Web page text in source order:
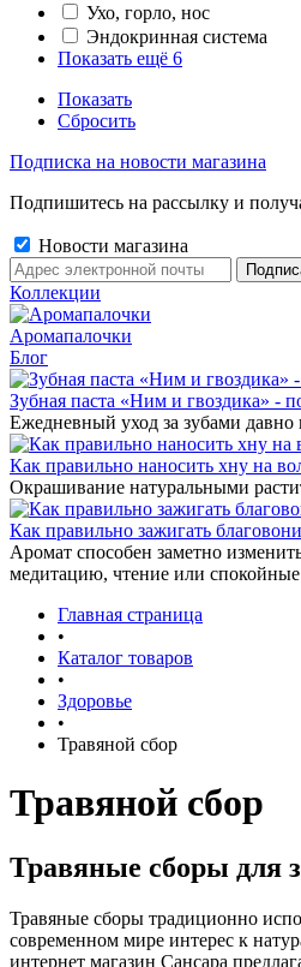
Ухо, горло, нос
Эндокринная система
Показать ещё 6
Показать
Сбросить
Подписка на новости магазина
Подпишитесь на рассылку и
Новости магазина
Коллекции
Аромапалочки
Блог
Зубная паста «Ним и гвоздика» -
Ежедневный уход за зубами давно
Как правильно наносить хну на
Окрашивание натуральными
Как правильно зажигать
Аромат способен заметно
медитацию, чтение или
Главная страница
•
Каталог товаров
•
Здоровье
•
Травяной сбор
Травяной сбор
Травяные сборы для
Травяные сборы традиционно
современном мире интерес к
интернет магазин Сансара